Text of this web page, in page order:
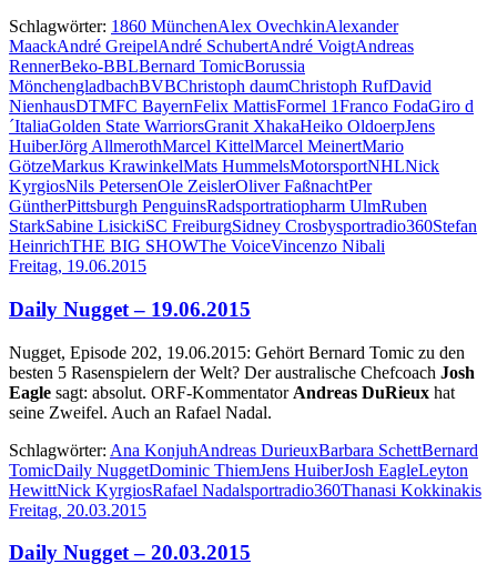
Schlagwörter: 1860 MünchenAlex OvechkinAlexander
MaackAndré GreipelAndré SchubertAndré VoigtAndreas
RennerBeko-BBLBernard TomicBorussia
MönchengladbachBVBChristoph daumChristoph RufDavid
NienhausDTMFC BayernFelix MattisFormel 1Franco FodaGiro d
´ItaliaGolden State WarriorsGranit XhakaHeiko OldoerpJens
HuiberJörg AllmerothMarcel KittelMarcel MeinertMario
GötzeMarkus KrawinkelMats HummelsMotorsportNHLNick
KyrgiosNils PetersenOle ZeislerOliver FaßnachtPer
GüntherPittsburgh PenguinsRadsportratiopharm UlmRuben
StarkSabine LisickiSC FreiburgSidney Crosbysportradio360Stefan
HeinrichTHE BIG SHOWThe VoiceVincenzo Nibali
Freitag, 19.06.2015
Daily Nugget – 19.06.2015
Nugget, Episode 202, 19.06.2015: Gehört Bernard Tomic zu den
besten 5 Rasenspielern der Welt? Der australische Chefcoach Josh
Eagle sagt: absolut. ORF-Kommentator Andreas DuRieux hat
seine Zweifel. Auch an Rafael Nadal.
Schlagwörter: Ana KonjuhAndreas DurieuxBarbara SchettBernard
TomicDaily NuggetDominic ThiemJens HuiberJosh EagleLeyton
HewittNick KyrgiosRafael Nadalsportradio360Thanasi Kokkinakis
Freitag, 20.03.2015
Daily Nugget – 20.03.2015